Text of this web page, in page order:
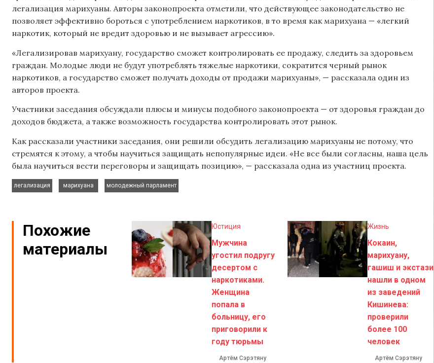
легализация марихуаны. Авторы законопроекта отметили, что действующее законодательство не
позволяет эффективно бороться с употреблением наркотиков, в то время как марихуана — «легкий
наркотик, который не вредит здоровью и не вызывает агрессию».
«Легализировав марихуану, государство сможет контролировать ее продажу, следить за здоровьем
граждан. Молодые люди не будут употреблять тяжелые наркотики, сократится черный рынок
наркотиков, а государство сможет получать доходы от продажи марихуаны», — рассказала один из
авторов проекта.
Участники заседания обсуждали плюсы и минусы подобного законопроекта — от здоровья граждан до
доходов бюджета, а также возможность государства контролировать этот рынок.
Как рассказали участники заседания, они решили обсудить легализацию марихуаны не потому, что
стремятся к этому, а чтобы научиться защищать непопулярные идеи. «Не все были согласны, наша цель
была научиться вести переговоры и защищать позицию», — рассказала одна из участниц проекта.
легализация
марихуана
молодежный парламент
Похожие
материалы
Юстиция
Мужчина
угостил подругу
десертом с
наркотиками.
Женщина
попала в
больницу, его
приговорили к
году тюрьмы
Артём Сэрэтяну
Жизнь
Кокаин,
марихуану,
гашиш и экстази
нашли в одном
из заведений
Кишинева:
проверили
более 100
человек
Артём Сэрэтяну